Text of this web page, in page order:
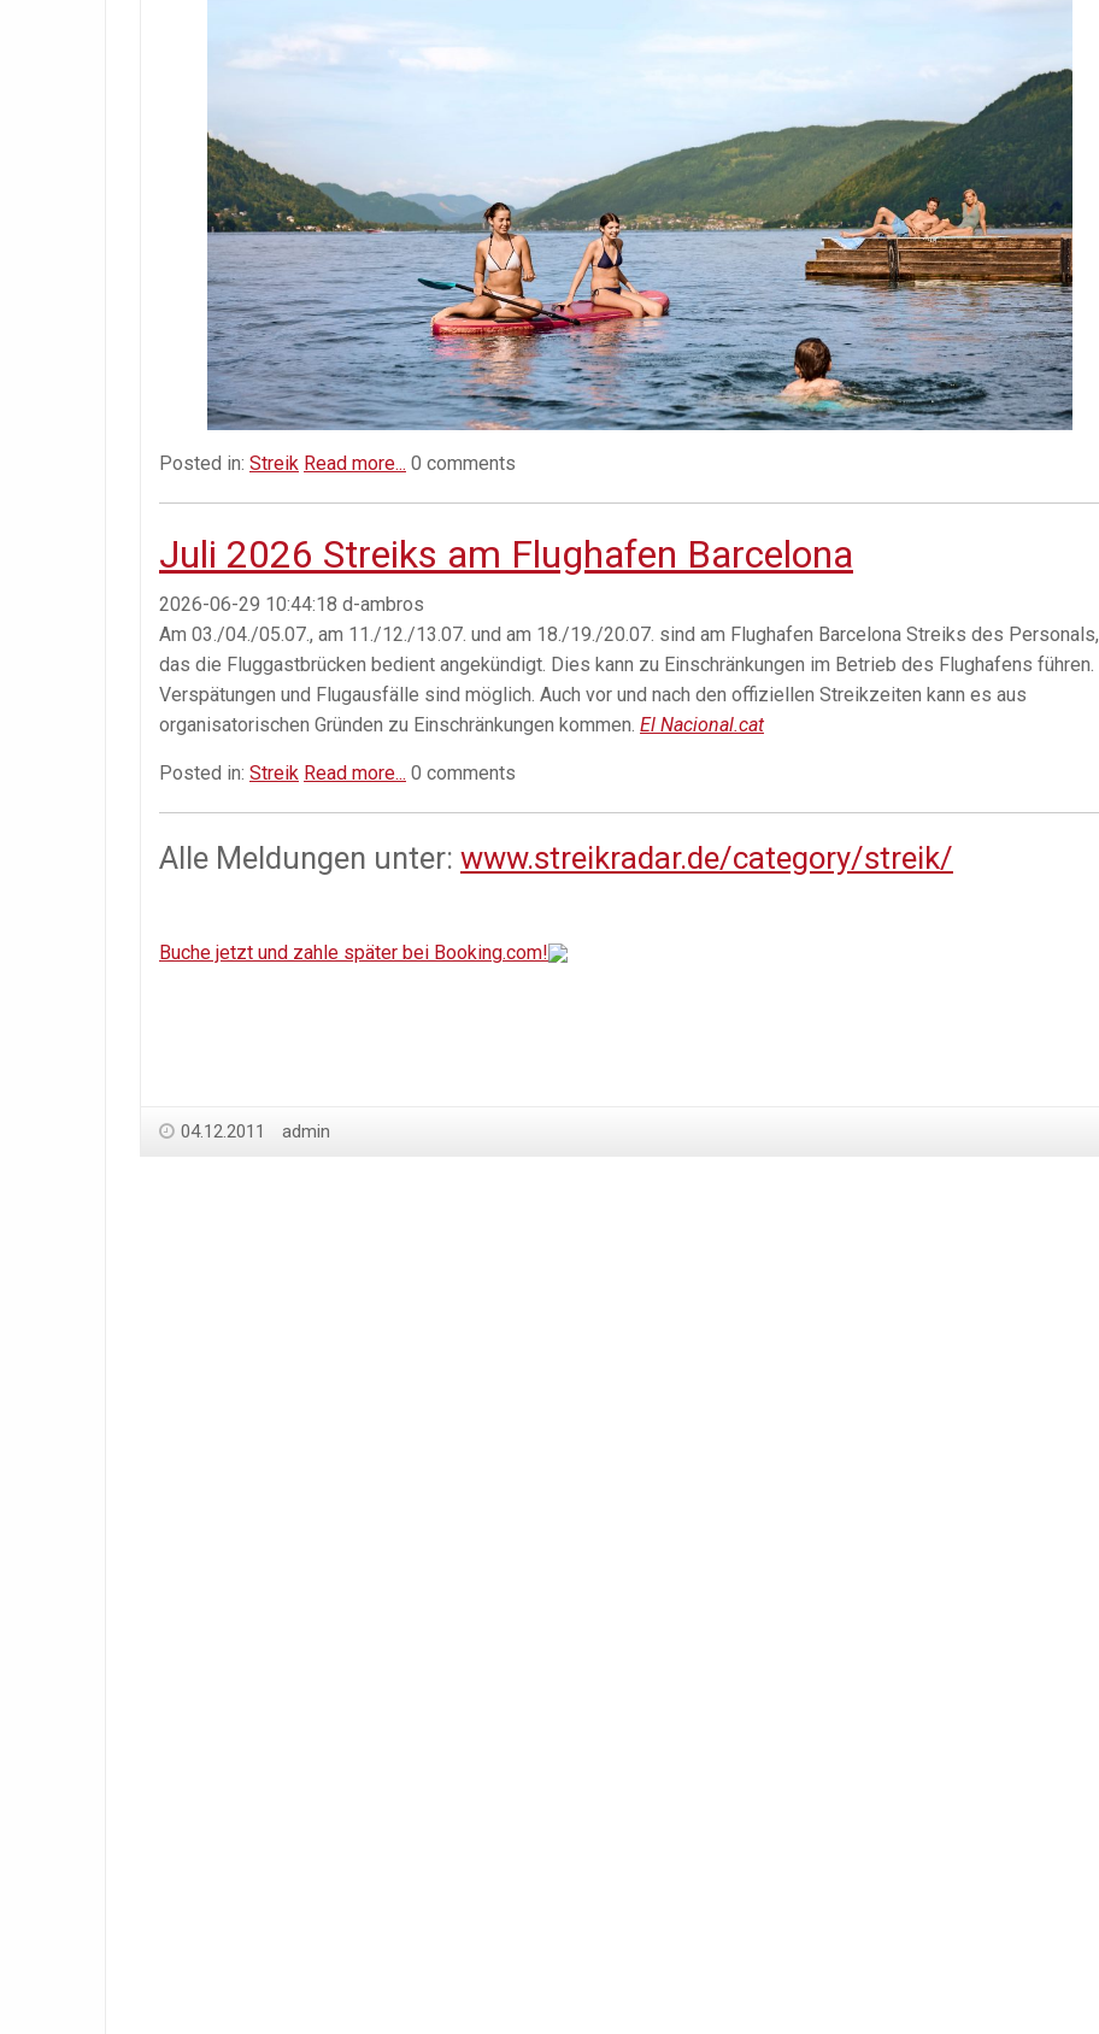
Posted in: Streik Read more... 0 comments
Juli 2026 Streiks am Flughafen Barcelona
2026-06-29 10:44:18 d-ambros
Am 03./04./05.07., am 11./12./13.07. und am 18./19./20.07. sind am Flughafen Barcelona Streiks des Personals,
das die Fluggastbrücken bedient angekündigt. Dies kann zu Einschränkungen im Betrieb des Flughafens führen.
Verspätungen und Flugausfälle sind möglich. Auch vor und nach den offiziellen Streikzeiten kann es aus
organisatorischen Gründen zu Einschränkungen kommen. El Nacional.cat
Posted in: Streik Read more... 0 comments
Alle Meldungen unter: www.streikradar.de/category/streik/
Buche jetzt und zahle später bei Booking.com!
04.12.2011 admin